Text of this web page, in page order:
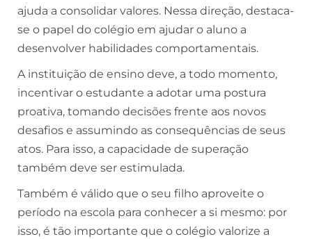
ajuda a consolidar valores. Nessa direção, destaca-
se o papel do colégio em ajudar o aluno a
desenvolver habilidades comportamentais.
A instituição de ensino deve, a todo momento,
incentivar o estudante a adotar uma postura
proativa, tomando decisões frente aos novos
desafios e assumindo as consequências de seus
atos. Para isso, a capacidade de superação
também deve ser estimulada.
Também é válido que o seu filho aproveite o
período na escola para conhecer a si mesmo: por
isso, é tão importante que o colégio valorize a